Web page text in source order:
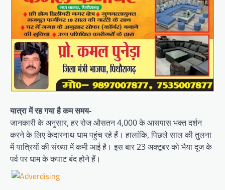
यात्रा में रह गया है कम समय-
जानकारी के अनुसार, हर रोज औसतन 4,000 के आसपास भक्त दर्शन
करने के लिए केदारनाथ धाम पहुंच रहे हैं। हालांकि, पिछले साल की तुलना
में यात्रियों की संख्या में कमी आई है। इस बार 23 अक्टूबर को भैया दूज के
पर्व पर धाम के कपाट बंद होने हैं।